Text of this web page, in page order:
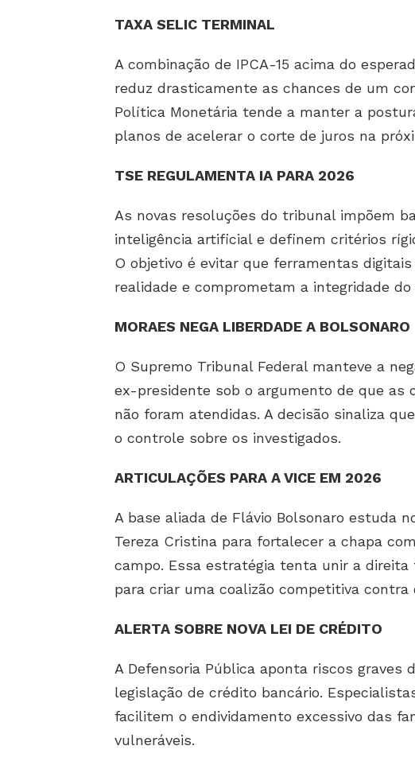
TAXA SELIC TERMINAL
A combinação de IPCA-15 acima do
reduz drasticamente as chances de um
Política Monetária tende a manter a
planos de acelerar o corte de juros na
TSE REGULAMENTA IA PARA 2026
As novas resoluções do tribunal impõem
inteligência artificial e definem critérios
O objetivo é evitar que ferramentas
realidade e comprometam a integridade
MORAES NEGA LIBERDADE A BOLSONARO
O Supremo Tribunal Federal manteve a
ex-presidente sob o argumento de que as
não foram atendidas. A decisão sinaliza
o controle sobre os investigados.
ARTICULAÇÕES PARA A VICE EM 2026
A base aliada de Flávio Bolsonaro estuda
Tereza Cristina para fortalecer a chapa
campo. Essa estratégia tenta unir a
para criar uma coalizão competitiva contra
ALERTA SOBRE NOVA LEI DE CRÉDITO
A Defensoria Pública aponta riscos graves
legislação de crédito bancário.
facilitem o endividamento excessivo das
vulneráveis.